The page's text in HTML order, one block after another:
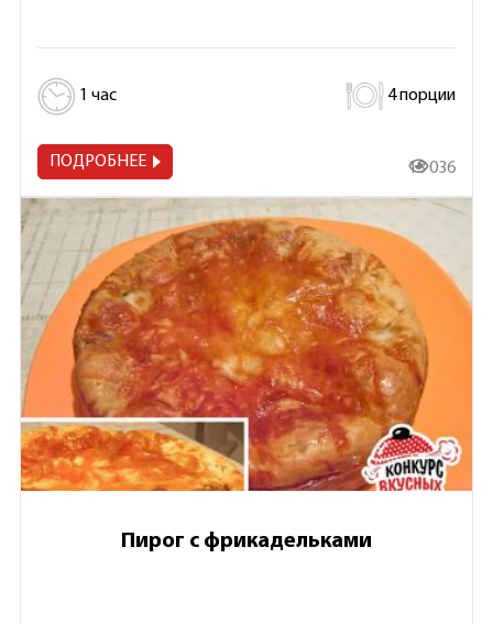
1 час 4 порции
ПОДРОБНЕЕ 13 036
Пирог с фрикадельками